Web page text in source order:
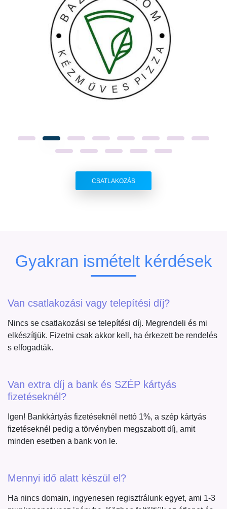
CSATLAKOZÁS
Gyakran ismételt kérdések
Van csatlakozási vagy telepítési díj?
Nincs se csatlakozási se telepítési díj. Megrendeli és mi
elkészítjük. Fizetni csak akkor kell, ha érkezett be rendelés
s elfogadták.
Van extra díj a bank és SZÉP kártyás
fizetéseknél?
Igen! Bankkártyás fizetéseknél nettó 1%, a szép kártyás
fizetéseknél pedig a törvényben megszabott díj, amit
minden esetben a bank von le.
Mennyi idő alatt készül el?
Ha nincs domain, ingyenesen regisztrálunk egyet, ami 1-3